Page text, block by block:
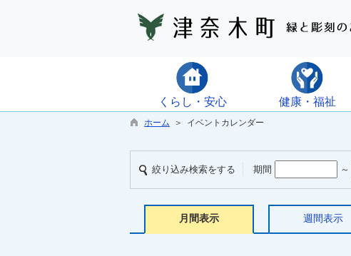
くらし・安心 健康・福祉
ホーム ＞ イベントカレンダー
絞り込み検索をする 期間 ～
月間表示 週間表示